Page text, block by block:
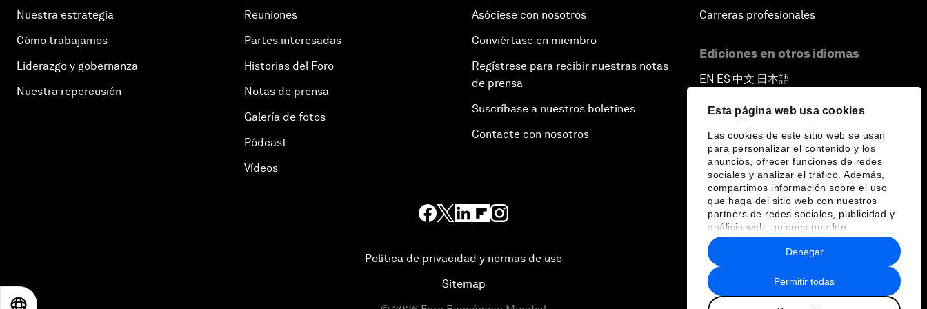
Esta página web usa cookies
Las cookies de este sitio web se usan
para personalizar el contenido y los
anuncios, ofrecer funciones de redes
sociales y analizar el tráfico. Además,
compartimos información sobre el uso
que haga del sitio web con nuestros
partners de redes sociales, publicidad y
análisis web, quienes pueden
combinarla con otra información que les
haya proporcionado o que hayan
recopilado a partir del uso que haya
hecho de sus servicios.
Permitir todas
Denegar
Nuestra estrategia
Cómo trabajamos
Liderazgo y gobernanza
Nuestra repercusión
Reuniones
Partes interesadas
Historias del Foro
Notas de prensa
Galería de fotos
Pódcast
Vídeos
Asóciese con nosotros
Conviértase en miembro
Regístrese para recibir nuestras notas
de prensa
Suscríbase a nuestros boletines
Contacte con nosotros
Carreras profesionales
Ediciones en otros idiomas
EN ▪ ES▪中文▪ 日本語
Política de privacidad y normas de uso
Sitemap